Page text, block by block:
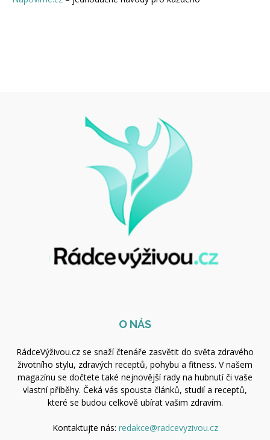
O NÁS
RádceVýživou.cz se snaží čtenáře zasvětit do světa zdravého
životního stylu, zdravých receptů, pohybu a fitness. V našem
magazínu se dočtete také nejnovější rady na hubnutí či vaše
vlastní příběhy. Čeká vás spousta článků, studií a receptů,
které se budou celkově ubírat vašim zdravím.
Kontaktujte nás: redakce@radcevyzivou.cz